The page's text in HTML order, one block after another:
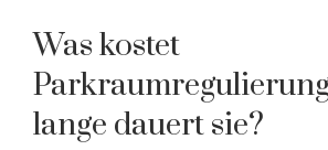
Was kostet
lange dauert sie?